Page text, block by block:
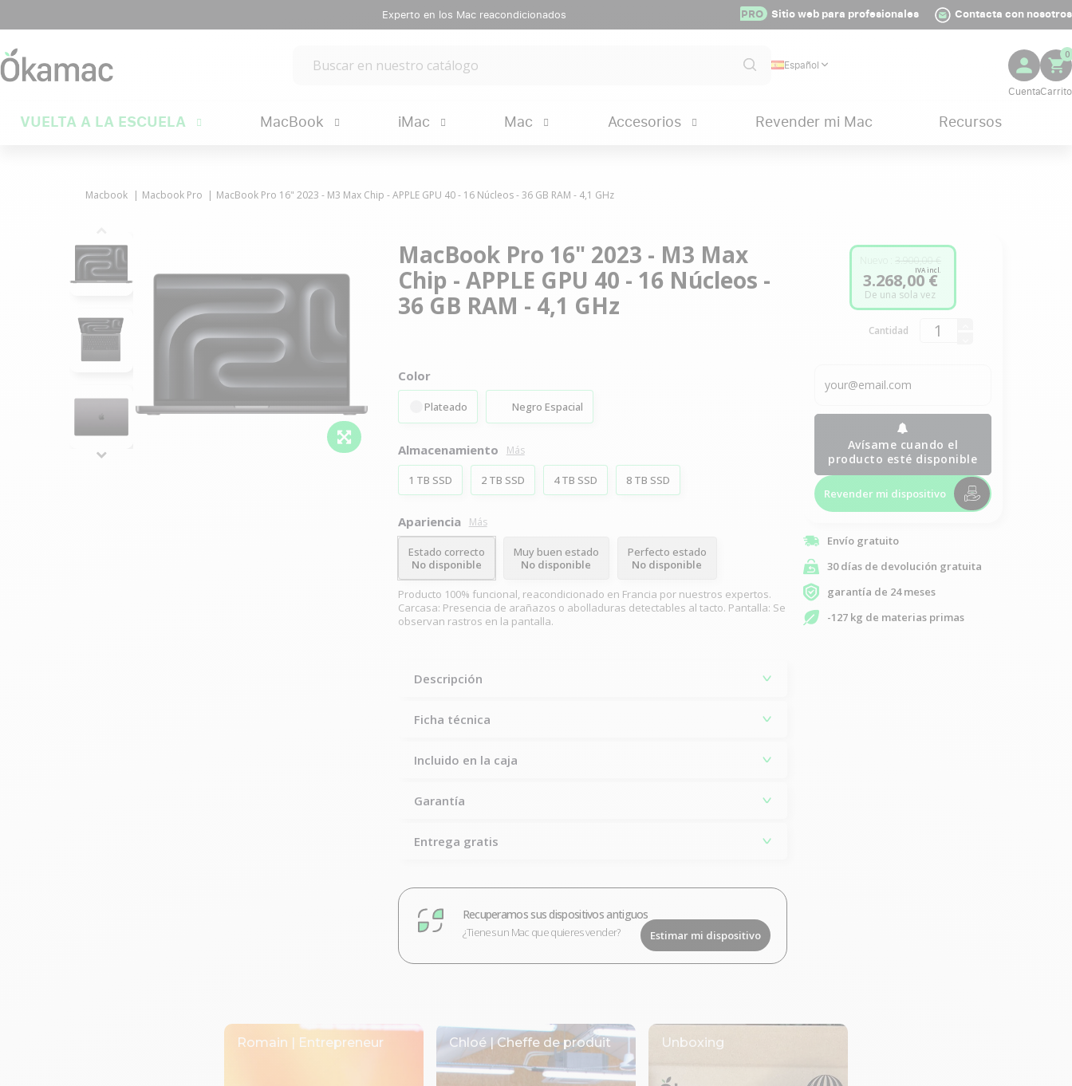
Experto en los Mac reacondicionados PRO Sitio web para profesionales Contacta con nosotros
Español
0
VUELTA A LA ESCUELA MacBook iMac Mac Accesorios Revender mi Mac Recursos
Macbook Macbook Pro MacBook Pro 16" 2023 - M3 Max Chip - APPLE GPU 40 - 16 Núcleos - 36 GB RAM - 4,1 GHz
MacBook Pro 16" 2023 - M3 Max
Chip - APPLE GPU 40 - 16 Núcleos -
36 GB RAM - 4,1 GHz
Color
Plateado Negro Espacial
Almacenamiento Más
1 TB SSD 2 TB SSD 4 TB SSD 8 TB SSD
Apariencia Más
Estado correcto
No disponible
Muy buen estado
No disponible
Perfecto estado
No disponible
Producto 100% funcional, reacondicionado en Francia por nuestros expertos.
Carcasa: Presencia de arañazos o abolladuras detectables al tacto. Pantalla: Se
observan rastros en la pantalla.
Descripción
Ficha técnica
Incluido en la caja
Garantía
Entrega gratis
Recuperamos sus dispositivos antiguos
¿Tienes un Mac que quieres vender? Estimar mi dispositivo
3.900,00 €
3.268,00 €
IVA incl.
De una sola vez
Cantidad
Avísame cuando el
producto esté disponible
Revender mi dispositivo
Envío gratuito
30 días de devolución gratuita
garantía de 24 meses
-127 kg de materias primas